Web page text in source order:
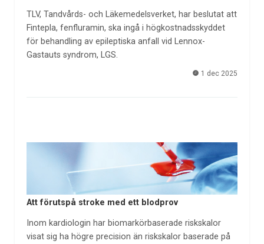
TLV, Tandvårds- och Läkemedelsverket, har beslutat att
Fintepla, fenfluramin, ska ingå i högkostnadsskyddet
för behandling av epileptiska anfall vid Lennox-
Gastauts syndrom, LGS.
1 dec 2025
Att förutspå stroke med ett blodprov
Inom kardiologin har biomarkörbaserade riskskalor
visat sig ha högre precision än riskskalor baserade på